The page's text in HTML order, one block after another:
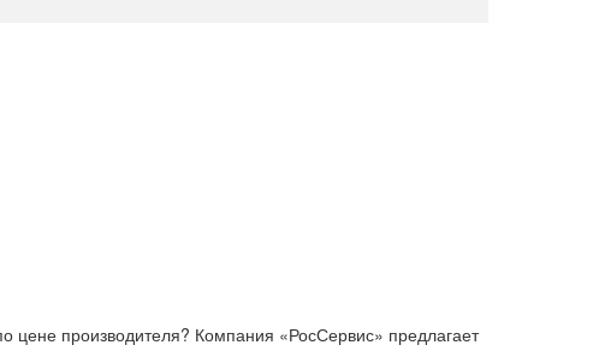
производителя? Компания «РосСервис» предлагает